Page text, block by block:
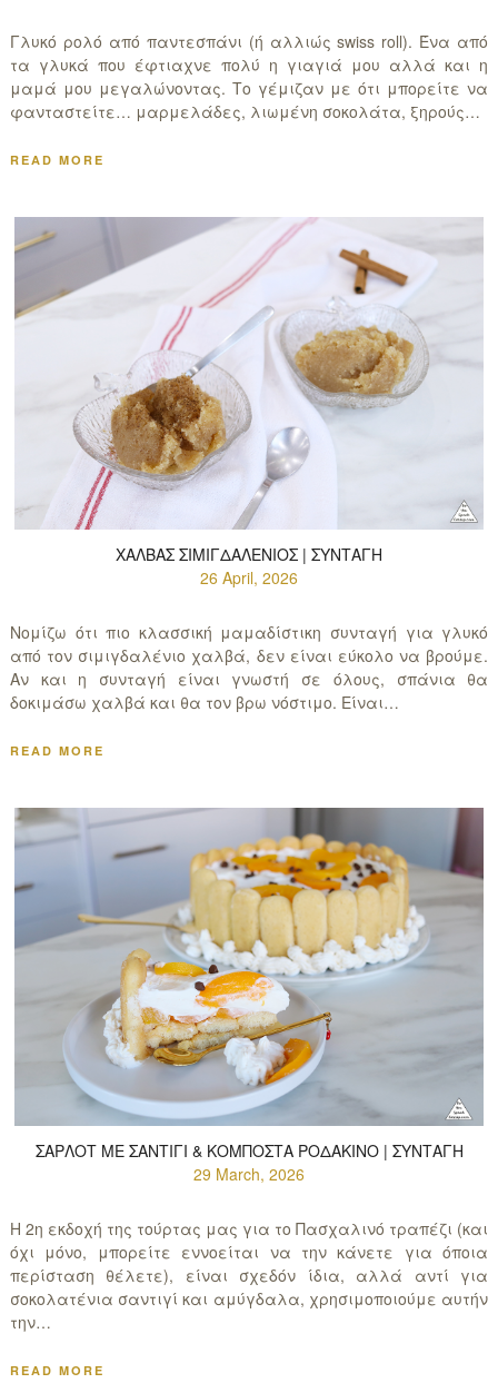
Γλυκό ρολό από παντεσπάνι (ή αλλιώς swiss roll). Ένα από
τα γλυκά που έφτιαχνε πολύ η γιαγιά μου αλλά και η
μαμά μου μεγαλώνοντας. Το γέμιζαν με ότι μπορείτε να
φανταστείτε… μαρμελάδες, λιωμένη σοκολάτα, ξηρούς…
READ MORE
ΧΑΛΒΆΣ ΣΙΜΙΓΔΑΛΈΝΙΟΣ | ΣΥΝΤΑΓΉ
26 April, 2026
Νομίζω ότι πιο κλασσική μαμαδίστικη συνταγή για γλυκό
από τον σιμιγδαλένιο χαλβά, δεν είναι εύκολο να βρούμε.
Αν και η συνταγή είναι γνωστή σε όλους, σπάνια θα
δοκιμάσω χαλβά και θα τον βρω νόστιμο. Είναι…
READ MORE
ΣΑΡΛΌΤ ΜΕ ΣΑΝΤΙΓΊ & ΚΟΜΠΌΣΤΑ ΡΟΔΆΚΙΝΟ | ΣΥΝΤΑΓΉ
29 March, 2026
Η 2η εκδοχή της τούρτας μας για το Πασχαλινό τραπέζι (και
όχι μόνο, μπορείτε εννοείται να την κάνετε για όποια
περίσταση θέλετε), είναι σχεδόν ίδια, αλλά αντί για
σοκολατένια σαντιγί και αμύγδαλα, χρησιμοποιούμε αυτήν
την…
READ MORE